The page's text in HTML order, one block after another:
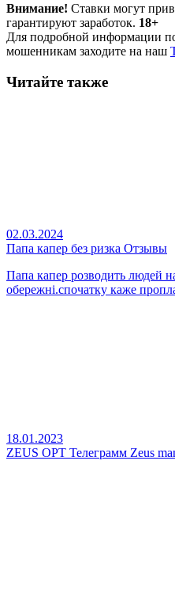
Внимание! Ставки могут
гарантируют заработок. 18+
Для подробной информации
мошенникам заходите на наш
Читайте также
02.03.2024
Папа капер без ризка Отзывы
Папа капер розводить людей
обережні.спочатку каже
18.01.2023
ZEUS OPT Телеграмм Zeus